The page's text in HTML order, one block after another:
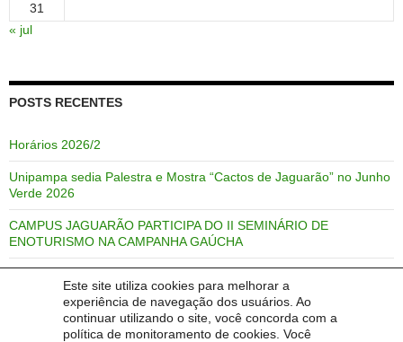
Este site utiliza cookies para melhorar a
experiência de navegação dos usuários. Ao
continuar utilizando o site, você concorda com a
política de monitoramento de cookies. Você
31
« jul
POSTS RECENTES
Horários 2026/2
Unipampa sedia Palestra e Mostra “Cactos de Jaguarão” no Junho
Verde 2026
CAMPUS JAGUARÃO PARTICIPA DO II SEMINÁRIO DE
ENOTURISMO NA CAMPANHA GAÚCHA
TIP (Trabajos de Investigación en Paradiplomacia).
Comunicado de adiamento da Festa Junina Arraiá Universitário.